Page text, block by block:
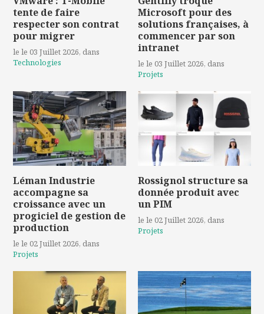
tente de faire
respecter son contrat
pour migrer
le le 03 Juillet 2026, dans
Technologies
Microsoft pour des
solutions françaises, à
commencer par son
intranet
le le 03 Juillet 2026, dans
Projets
Léman Industrie
accompagne sa
croissance avec un
progiciel de gestion de
production
le le 02 Juillet 2026, dans
Projets
Rossignol structure sa
donnée produit avec
un PIM
le le 02 Juillet 2026, dans
Projets